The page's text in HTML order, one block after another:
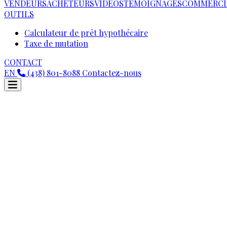
VENDEURSACHETEURSVIDEOSTÉMOIGNAGES
OUTILS
Calculateur de prêt hypothécaire
Taxe de mutation
CONTACT
EN
(438) 801-8088 Contactez-nous